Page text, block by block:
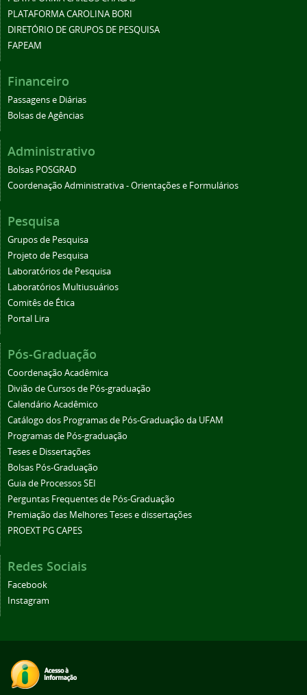
PLATAFORMA CAROLINA BORI
DIRETÓRIO DE GRUPOS DE PESQUISA
FAPEAM
Financeiro
Passagens e Diárias
Bolsas de Agências
Administrativo
Bolsas POSGRAD
Coordenação Administrativa - Orientações e Formulários
Pesquisa
Grupos de Pesquisa
Projeto de Pesquisa
Laboratórios de Pesquisa
Laboratórios Multiusuários
Comitês de Ética
Portal Lira
Pós-Graduação
Coordenação Acadêmica
Divião de Cursos de Pós-graduação
Calendário Acadêmico
Catálogo dos Programas de Pós-Graduação da UFAM
Programas de Pós-graduação
Teses e Dissertações
Bolsas Pós-Graduação
Guia de Processos SEI
Perguntas Frequentes de Pós-Graduação
Premiação das Melhores Teses e dissertações
PROEXT PG CAPES
Redes Sociais
Facebook
Instagram